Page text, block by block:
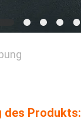
des Produkts: